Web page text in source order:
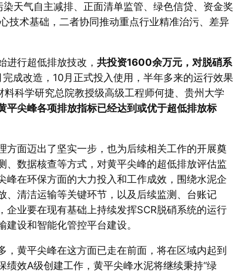
天气自主减排、正面清单监管、绿色信贷、资金奖
技术基础，二者协同推动重点行业精准治污、差异
行超低排放技改， 共投资1600余万元，对脱硝系
完成改造，10月正式投入使用，半年多来的运行效果
科学研究总院教授级高级工程师何捷、贵州大学
平尖峰各项排放指标已经达到或优于超低排放标
面迈出了坚实一步，也为后续相关工作的开展奠
数据核查等方式，对黄平尖峰的超低排放评估监
在环保方面的大力投入和工作成效，围绕水泥企
、清洁运输等关键环节，以及后续监测、台账记
业要在现有基础上持续发挥SCR脱硝系统的运行
设和智能化管控平台建设。
黄平尖峰在这方面已走在前面，将在区域内起到
效A级创建工作，黄平尖峰水泥将继续秉持“绿